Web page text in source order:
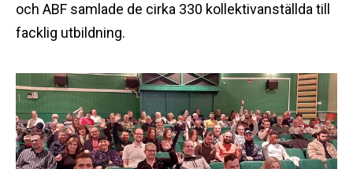
och ABF samlade de cirka 330 kollektivanställda till
facklig utbildning.